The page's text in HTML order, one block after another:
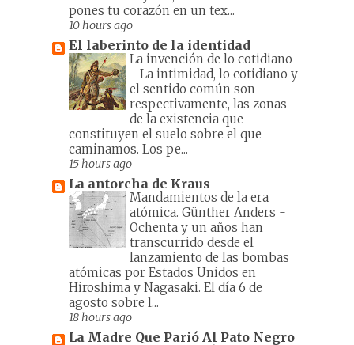
pones tu corazón en un tex...
10 hours ago
El laberinto de la identidad
La invención de lo cotidiano
- La intimidad, lo cotidiano y
el sentido común son
respectivamente, las zonas
de la existencia que
constituyen el suelo sobre el que
caminamos. Los pe...
15 hours ago
La antorcha de Kraus
Mandamientos de la era
atómica. Günther Anders -
Ochenta y un años han
transcurrido desde el
lanzamiento de las bombas
atómicas por Estados Unidos en
Hiroshima y Nagasaki. El día 6 de
agosto sobre l...
18 hours ago
La Madre Que Parió Al Pato Negro